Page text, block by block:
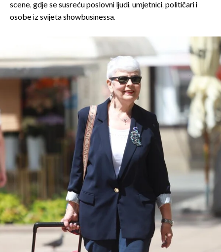
scene, gdje se susreću poslovni ljudi, umjetnici, političari i
osobe iz svijeta showbusinessa.